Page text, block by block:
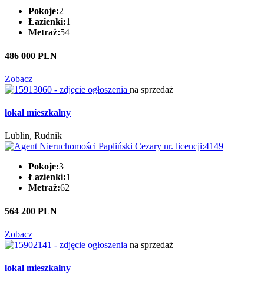
Pokoje:2
Łazienki:1
Metraż:54
486 000 PLN
Zobacz
na sprzedaż
lokal mieszkalny
Lublin, Rudnik
Pokoje:3
Łazienki:1
Metraż:62
564 200 PLN
Zobacz
na sprzedaż
lokal mieszkalny